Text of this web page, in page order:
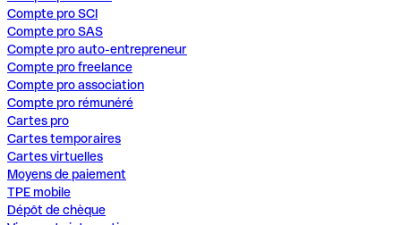
Compte pro SCI
Compte pro SAS
Compte pro auto-entrepreneur
Compte pro freelance
Compte pro association
Compte pro rémunéré
Cartes pro
Cartes temporaires
Cartes virtuelles
Moyens de paiement
TPE mobile
Dépôt de chèque